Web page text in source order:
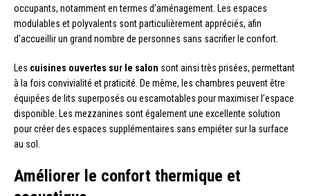
occupants, notamment en termes d’aménagement. Les espaces
modulables et polyvalents sont particulièrement appréciés, afin
d’accueillir un grand nombre de personnes sans sacrifier le confort.
Les cuisines ouvertes sur le salon sont ainsi très prisées, permettant
à la fois convivialité et praticité. De même, les chambres peuvent être
équipées de lits superposés ou escamotables pour maximiser l’espace
disponible. Les mezzanines sont également une excellente solution
pour créer des espaces supplémentaires sans empiéter sur la surface
au sol.
Améliorer le confort thermique et